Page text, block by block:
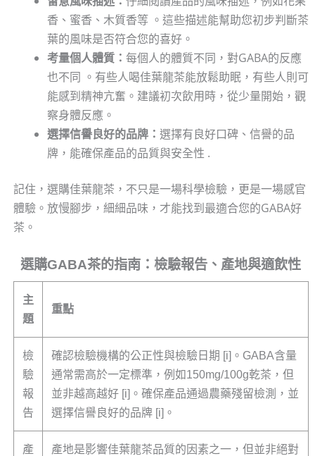
香、蜜香、木質香等 。這些描述能幫助您初步判斷茶
葉的風味是否符合您的喜好。
考量個人體質： 每個人的體質不同，對GABA的反應
也不同 。有些人喝佳葉龍茶能放鬆助眠，有些人則可
能感到精神亢奮。建議初次飲用時，從少量開始，觀
察身體反應。
選擇信譽良好的品牌： 選擇有良好口碑、信譽的品
牌，能確保產品的品質與安全性 .
記住，選購佳葉龍茶，不只是一場科學檢驗，更是一場感官
體驗。放慢腳步，細細品味，才能找到最適合您的GABA好
茶。
選購GABA茶的指南：檢驗報告、產地與適飲性
主
題
重點
檢
驗
報
告
確認檢驗機構的公正性與檢驗日期 [i]。GABA含量
通常需高於一定標準，例如150mg/100g乾茶，但
並非越高越好 [i]。確保產品通過農藥殘留檢測，並
選擇信譽良好的品牌 [i]。
產
產地是影響佳葉龍茶品質的因素之一，但並非絕對